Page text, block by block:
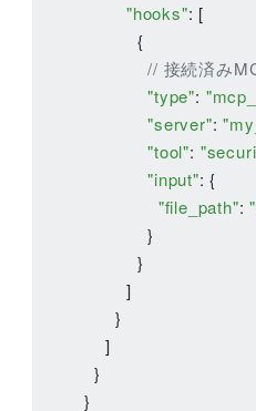
"hooks": [
          {
// 接続済み
"type":
"server":
"tool":
"input": {
"file_path":
            }
          }
        ]
      }
    ]
  }
}